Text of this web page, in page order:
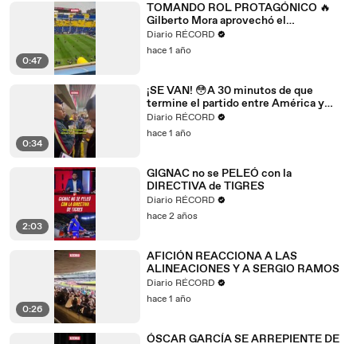
0:47
TOMANDO ROL PROTAGÓNICO 🔥
Gilberto Mora aprovechó el
calentamiento del equipo para dar
indicaciones
Diario RÉCORD
hace 1 año
0:34
¡SE VAN! 😳A 30 minutos de que
termine el partido entre América y
Tijuana, los aficionados dejan el
inmueble
Diario RÉCORD
hace 1 año
2:03
GIGNAC no se PELEÓ con la
DIRECTIVA de TIGRES
Diario RÉCORD
hace 2 años
0:26
AFICIÓN REACCIONA A LAS
ALINEACIONES Y A SERGIO RAMOS
Diario RÉCORD
hace 1 año
ÓSCAR GARCÍA SE ARREPIENTE DE